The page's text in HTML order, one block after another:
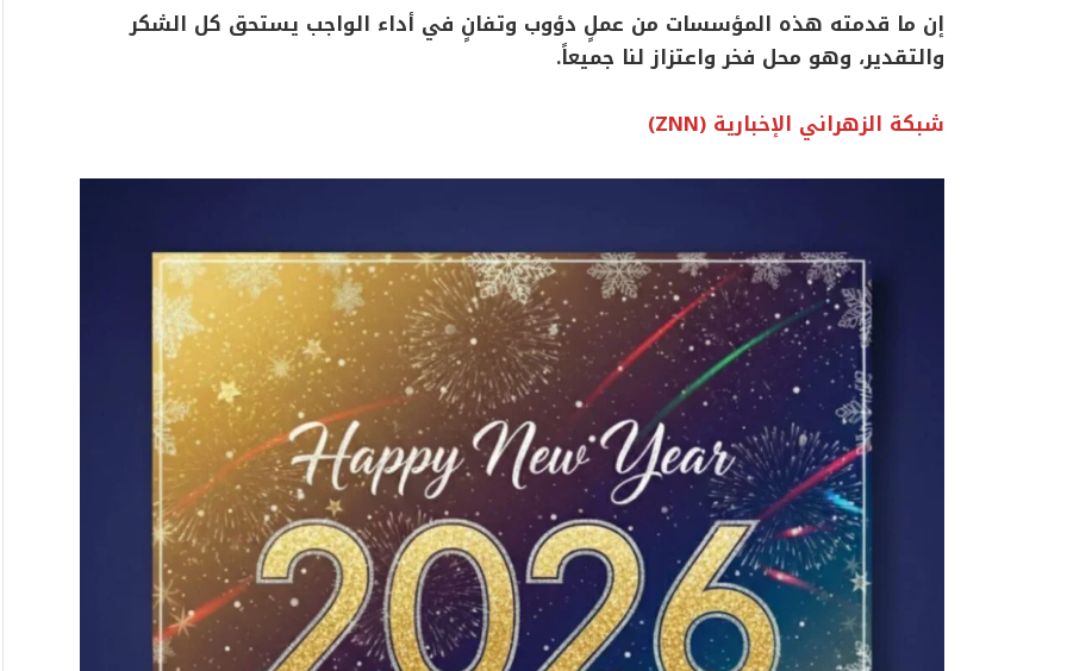
إن ما قدمته هذه المؤسسات من عملٍ دؤوب وتفانٍ في أداء الواجب يستحق كل الشكر
والتقدير، وهو محل فخر واعتزاز لنا جميعاً.
شبكة الزهراني الإخبارية (ZNN)